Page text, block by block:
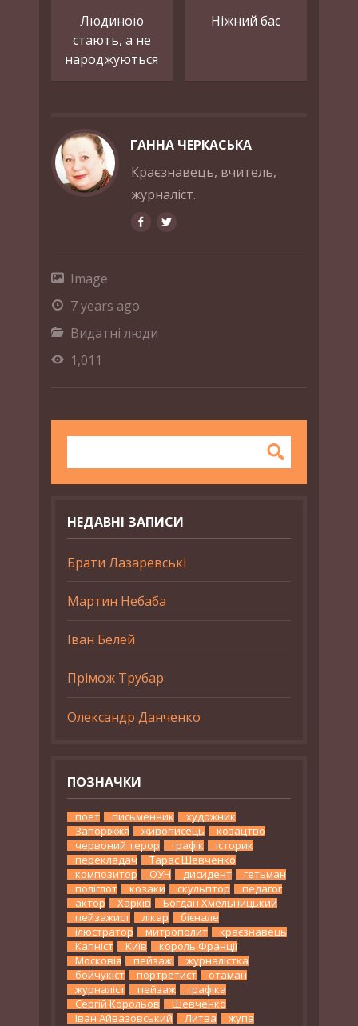
Людиною
стають, а не
народжуються
Ніжний бас
ГАННА ЧЕРКАСЬКА
Краєзнавець, вчитель,
журналіст.
Image
7 years ago
Видатні люди
1,011
НЕДАВНІ ЗАПИСИ
Брати Лазаревські
Мартин Небаба
Іван Белей
Прімож Трубар
Олександр Данченко
ПОЗНАЧКИ
поет письменник
художник
Запоріжжя
живописець
козацтво
червоний терор
графік
історик
перекладач
Тарас Шевченко
композитор
ОУН дисидент
гетьман
поліглот
козаки скульптор
педагог
актор
Харків
Богдан Хмельницький
пейзажист
лікар
бієнале
ілюстратор
митрополит
краєзнавець
Капніст
Київ
король Франції
Московія
пейзажі
журналістка
бойчукіст
портретист
отаман
журналіст
пейзаж
графіка
Сергій Корольов
Шевченко
Іван Айвазовський
Литва жупа